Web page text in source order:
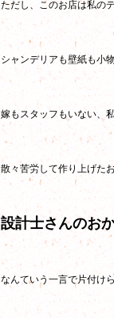
ただし、このお店は私の
シャンデリアも壁紙も小
嫁もスタッフもいない、
散々苦労して作り上げた
設計士さんのお
なんていう一言で片付け